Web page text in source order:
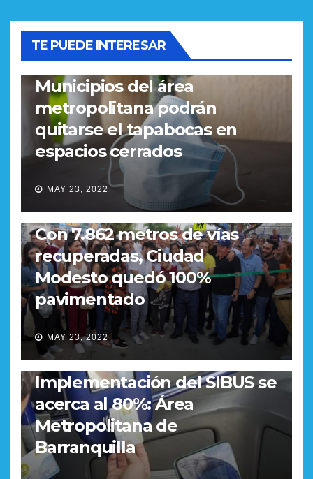
TE PUEDE INTERESAR
Municipios del área
metropolitana podrán
quitarse el tapabocas en
espacios cerrados
MAY 23, 2022
REGIONAL
Con 7.862 metros de vías
recuperadas, Ciudad
Modesto quedó 100%
pavimentado
MAY 23, 2022
REGIONAL
Implementación del SIBUS se
acerca al 80%: Área
Metropolitana de
Barranquilla